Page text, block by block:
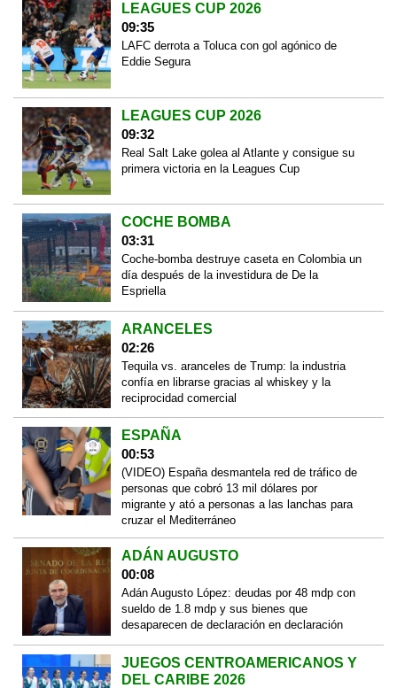
LEAGUES CUP 2026
09:35
LAFC derrota a Toluca con gol agónico de
Eddie Segura
LEAGUES CUP 2026
09:32
Real Salt Lake golea al Atlante y consigue su
primera victoria en la Leagues Cup
COCHE BOMBA
03:31
Coche-bomba destruye caseta en Colombia un
día después de la investidura de De la
Espriella
ARANCELES
02:26
Tequila vs. aranceles de Trump: la industria
confía en librarse gracias al whiskey y la
reciprocidad comercial
ESPAÑA
00:53
(VIDEO) España desmantela red de tráfico de
personas que cobró 13 mil dólares por
migrante y ató a personas a las lanchas para
cruzar el Mediterráneo
ADÁN AUGUSTO
00:08
Adán Augusto López: deudas por 48 mdp con
sueldo de 1.8 mdp y sus bienes que
desaparecen de declaración en declaración
JUEGOS CENTROAMERICANOS Y
DEL CARIBE 2026